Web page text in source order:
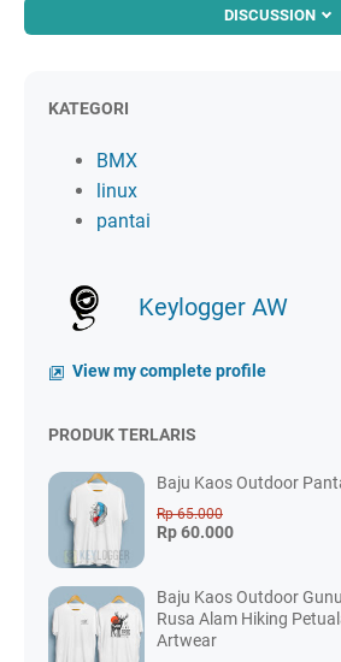
DISCUSSION
KATEGORI
BMX
linux
pantai
Keylogger AW
View my complete profile
PRODUK TERLARIS
Baju Kaos Outdoor
Rp 65.000
Rp 60.000
Baju Kaos Outdoor
Rusa Alam Hiking
Artwear